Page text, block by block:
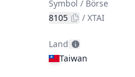
Symbol / Börse
8105
/XTAI
Land
Taiwan